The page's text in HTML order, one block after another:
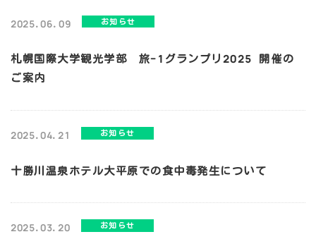
2025.06.09 お知らせ
札幌国際大学観光学部 旅-1グランプリ2025 開催の
ご案内
2025.04.21 お知らせ
十勝川温泉ホテル大平原での食中毒発生について
2025.03.20 お知らせ